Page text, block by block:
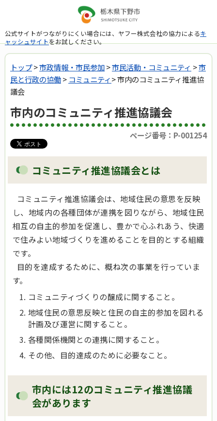
公式サイトがつながりにくい場合には、ヤフー株式会社の協力によるキ
ャッシュサイトをお試しください。
トップ>市政情報・市民参加>市民活動・コミュニティ >市
民と行政の協働> コミュニティ> 市内のコミュニティ推進協
議会
市内のコミュニティ推進協議会
ページ番号：P-001254
コミュニティ推進協議会とは
コミュニティ推進協議会は、地域住民の意思を反映
し、地域内の各種団体が連携を図りながら、地域住民
相互の自主的参加を促進し、豊かで心ふれあう、快適
で住みよい地域づくりを進めることを目的とする組織
です。
目的を達成するために、概ね次の事業を行っていま
す。
コミュニティづくりの醸成に関すること。
地域住民の意思反映と住民の自主的参加を図れる
計画及び運営に関すること。
各種関係機関との連携に関すること。
その他、目的達成のために必要なこと。
市内には12のコミュニティ推進協議
会があります